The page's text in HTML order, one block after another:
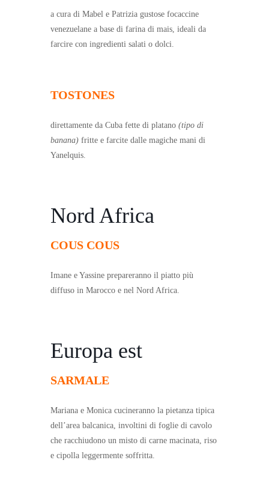
a cura di Mabel e Patrizia gustose focaccine
venezuelane a base di farina di mais, ideali da
farcire con ingredienti salati o dolci.
TOSTONES
direttamente da Cuba fette di platano (tipo di
banana) fritte e farcite dalle magiche mani di
Yanelquis.
Nord Africa
COUS COUS
Imane e Yassine prepareranno il piatto più
diffuso in Marocco e nel Nord Africa.
Europa est
SARMALE
Mariana e Monica cucineranno la pietanza tipica
dell’area balcanica, involtini di foglie di cavolo
che racchiudono un misto di carne macinata, riso
e cipolla leggermente soffritta.